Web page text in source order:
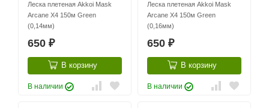
Леска плетеная Akkoi Mask
Arcane X4 150м Green
(0,14мм)
650 ₽
В корзину
В наличии
Леска плетеная Akkoi Mask
Arcane X4 150м Green
(0,16мм)
650 ₽
В корзину
В наличии